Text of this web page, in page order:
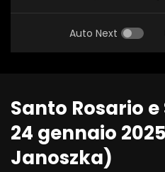
Auto Next
Santo Rosario
24 gennaio
Janoszka)